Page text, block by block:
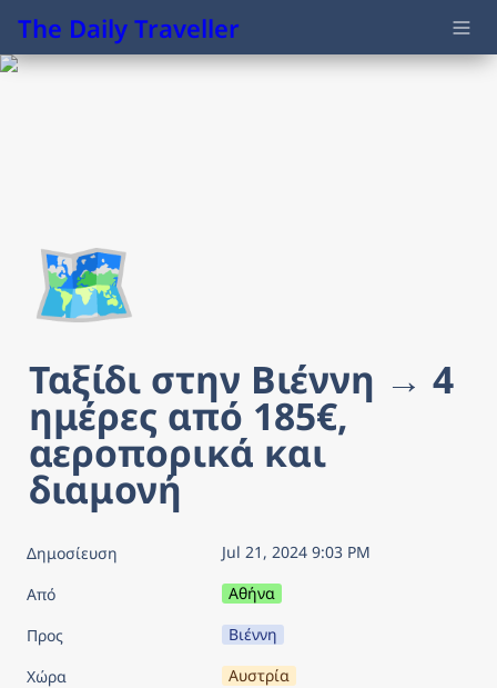
The Daily Traveller
🗺️
Ταξίδι στην Βιέννη → 4
ημέρες από 185€,
αεροπορικά και
διαμονή
Δημοσίευση
Jul 21, 2024 9:03 PM
Από
Αθήνα
Προς
Βιέννη
Χώρα
Αυστρία